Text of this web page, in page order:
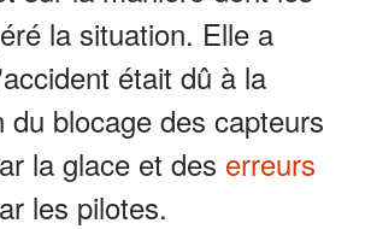
la situation. Elle a
était dû à la
du blocage des capteurs
la glace et des erreurs
les pilotes.